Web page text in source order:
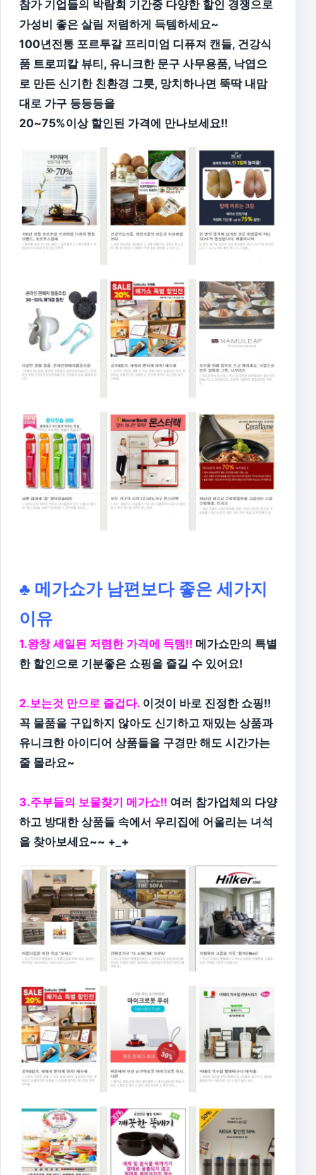
참가 기업들의 박람회 기간중 다양한 할인 경쟁으로
가성비 좋은 살림 저렴하게 득템하세요~
100년전통 포르투갈 프리미엄 디퓨져 캔들, 건강식
품 트로피칼 뷰티, 유니크한 문구 사무용품, 낙엽으
로 만든 신기한 친환경 그릇, 망치하나면 뚝딱 내맘
대로 가구 등등등을
20~75%이상 할인된 가격에 만나보세요!!
♣ 메가쇼가 남편보다 좋은 세가지
이유
1.왕창 세일된 저렴한 가격에 득템!! 메가쇼만의 특별
한 할인으로 기분좋은 쇼핑을 즐길 수 있어요!
2.보는것 만으로 즐겁다. 이것이 바로 진정한 쇼핑!!
꼭 물품을 구입하지 않아도 신기하고 재밌는 상품과
유니크한 아이디어 상품들을 구경만 해도 시간가는
줄 몰라요~
3.주부들의 보물찾기 메가쇼!! 여러 참가업체의 다양
하고 방대한 상품들 속에서 우리집에 어울리는 녀석
을 찾아보세요~~ +_+